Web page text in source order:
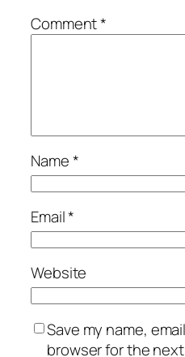
Comment*
Name*
Email*
Website
Save my name,
browser for the